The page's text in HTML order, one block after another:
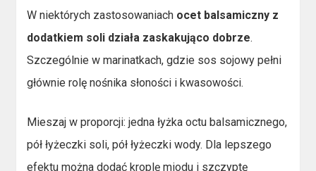
W niektórych zastosowaniach ocet balsamiczny z
dodatkiem soli działa zaskakująco dobrze.
Szczególnie w marinatkach, gdzie sos sojowy pełni
głównie rolę nośnika słoności i kwasowości.
Mieszaj w proporcji: jedna łyżka octu balsamicznego,
pół łyżeczki soli, pół łyżeczki wody. Dla lepszego
efektu można dodać kroplę miodu i szczyptę